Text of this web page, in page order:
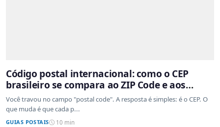
Código postal internacional: como o CEP
brasileiro se compara ao ZIP Code e aos
sistemas de outros países
Você travou no campo "postal code". A resposta é simples: é o CEP. O
que muda é que cada p...
GUIAS POSTAIS 10 min